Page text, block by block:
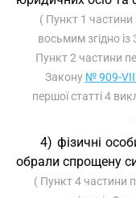
( Пункт 1 частини
восьмим згідно
Пункт 2 частини
Закону № 909-
першої статті 4
4) фізичні
обрали спрощену
( Пункт 4 частини